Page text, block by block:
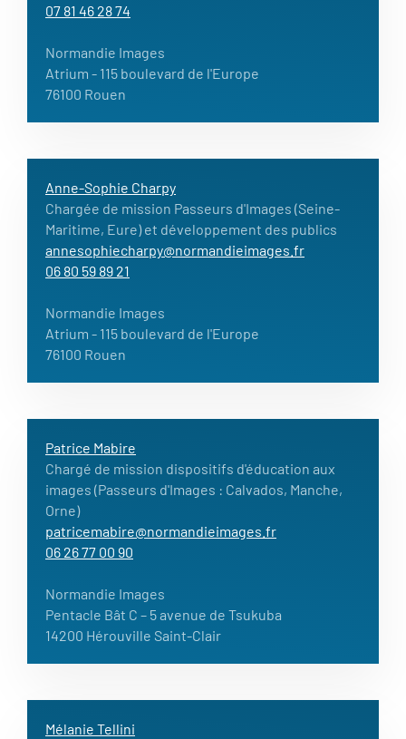
07 81 46 28 74
Normandie Images
Atrium - 115 boulevard de l'Europe
76100 Rouen
Anne-Sophie Charpy
Chargée de mission Passeurs d'Images (Seine-
Maritime, Eure) et développement des publics
annesophiecharpy@normandieimages.fr
06 80 59 89 21
Normandie Images
Atrium - 115 boulevard de l'Europe
76100 Rouen
Patrice Mabire
Chargé de mission dispositifs d'éducation aux
images (Passeurs d'Images : Calvados, Manche,
Orne)
patricemabire@normandieimages.fr
06 26 77 00 90
Normandie Images
Pentacle Bât C – 5 avenue de Tsukuba
14200 Hérouville Saint-Clair
Mélanie Tellini